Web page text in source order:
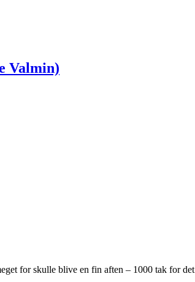
Valmin)
for skulle blive en fin aften – 1000 tak for